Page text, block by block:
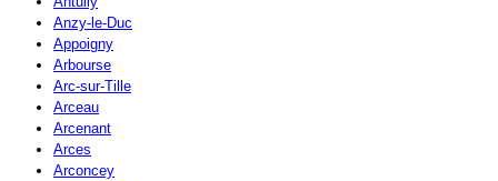
Anzy-le-Duc
Appoigny
Arbourse
Arc-sur-Tille
Arceau
Arcenant
Arces
Arconcey